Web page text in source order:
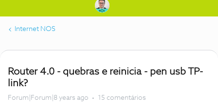
Internet NOS
Router 4.0 - quebras e reinicia - pen usb TP-
link?
Forum|Forum|8 years ago 15 comentários